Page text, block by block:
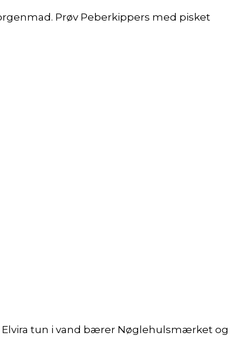
Prøv Peberkippers med pisket
tun i vand bærer Nøglehulsmærket og